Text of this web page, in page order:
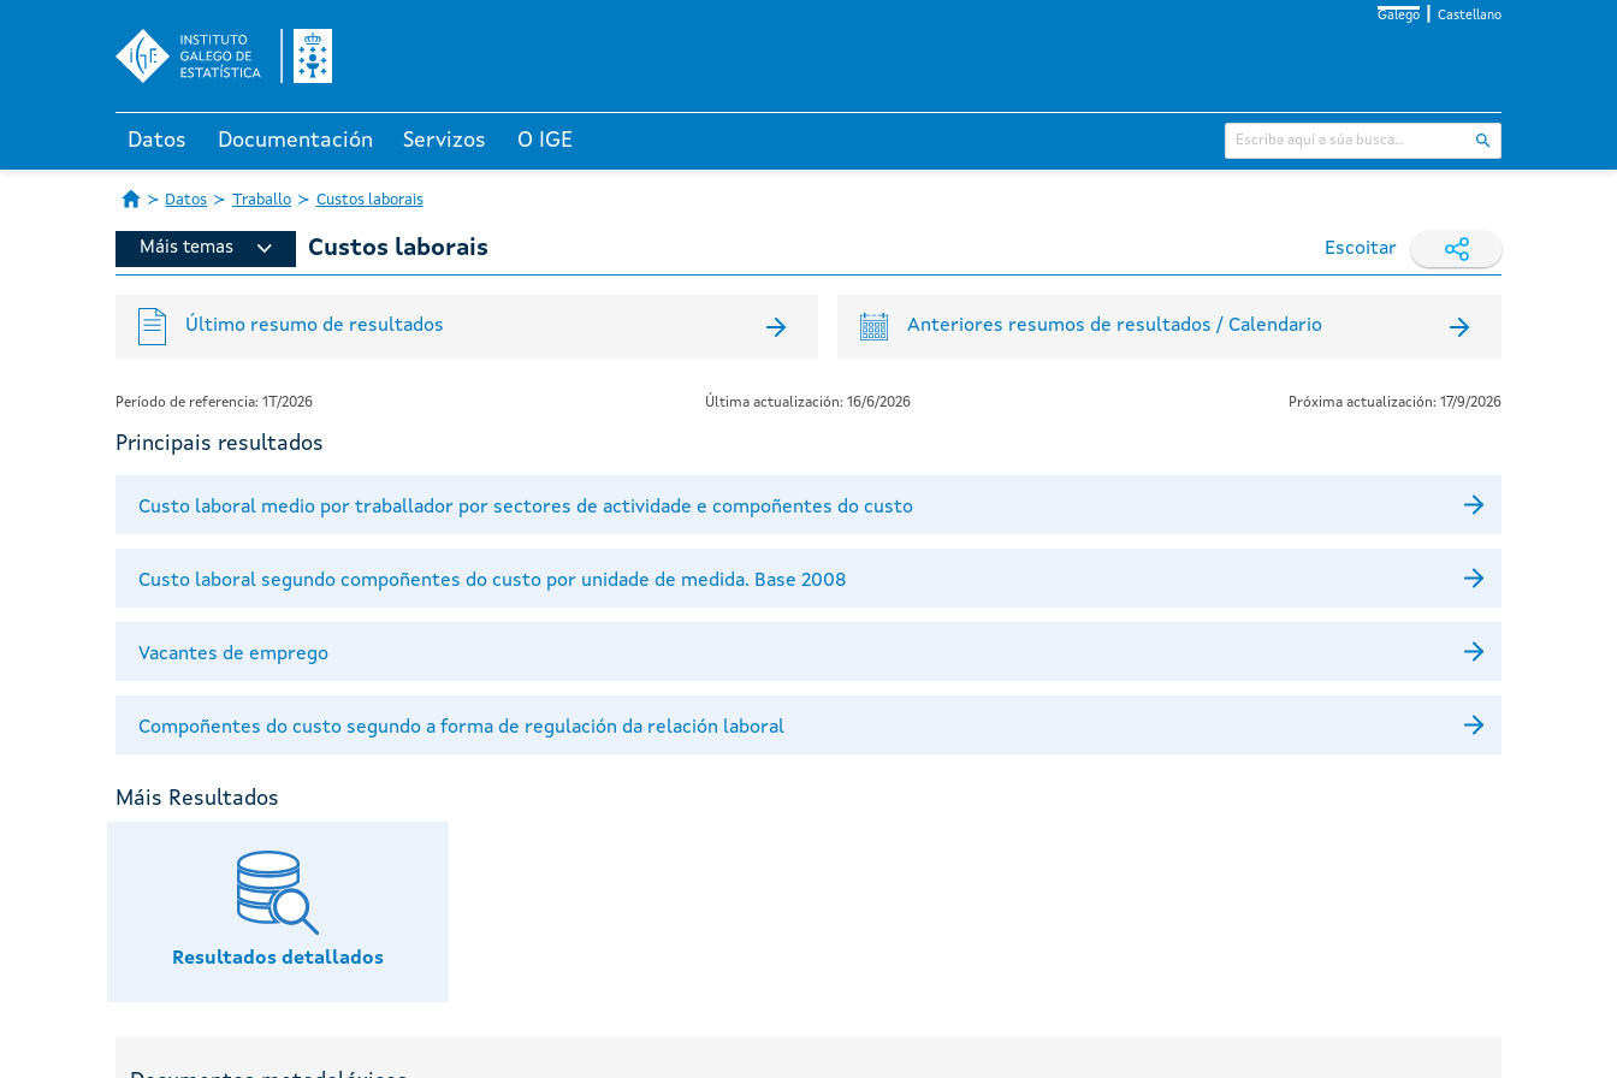
Galego Castellano
Datos Documentación Servizos O IGE
Datos Traballo Custos laborais
Máis temas Custos laborais Escoitar
Último resumo de resultados Anteriores resumos de resultados / Calendario
Período de referencia: 1T/2026 Última actualización: 16/6/2026 Próxima actualización: 17/9/2026
Principais resultados
Custo laboral medio por traballador por sectores de actividade e compoñentes do custo
Custo laboral segundo compoñentes do custo por unidade de medida. Base 2008
Vacantes de emprego
Compoñentes do custo segundo a forma de regulación da relación laboral
Máis Resultados
Resultados detallados